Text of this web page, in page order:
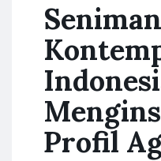
Seniman
Profil